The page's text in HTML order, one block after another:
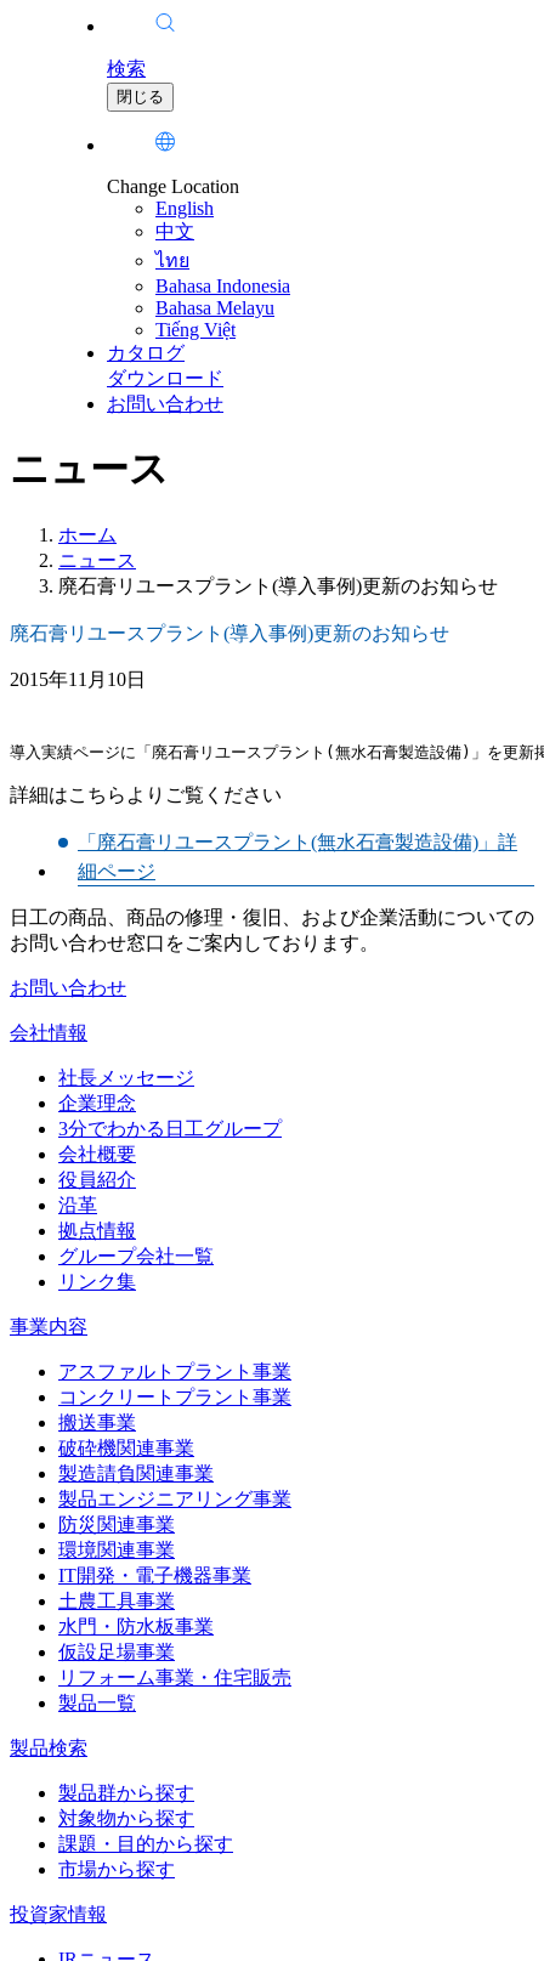
検索
閉じる
Change Location
English
中文
ไทย
Bahasa Indonesia
Bahasa Melayu
Tiếng Việt
カタログ
ダウンロード
お問い合わせ
ニュース
ホーム
ニュース
廃石膏リユースプラント(導入事例)更新のお知らせ
廃石膏リユースプラント(導入事例)更新のお知らせ
2015年11月10日
導入実績ページに「廃石膏リユースプラント(無水石膏製造設備)」を更新
詳細はこちらよりご覧ください
「廃石膏リユースプラント(無水石膏製造設備)」詳
細ページ
日工の商品、商品の修理・復旧、および企業活動についての
お問い合わせ窓口をご案内しております。
お問い合わせ
会社情報
社長メッセージ
企業理念
3分でわかる日工グループ
会社概要
役員紹介
沿革
拠点情報
グループ会社一覧
リンク集
事業内容
アスファルトプラント事業
コンクリートプラント事業
搬送事業
破砕機関連事業
製造請負関連事業
製品エンジニアリング事業
防災関連事業
環境関連事業
IT開発・電子機器事業
土農工具事業
水門・防水板事業
仮設足場事業
リフォーム事業・住宅販売
製品一覧
製品検索
製品群から探す
対象物から探す
課題・目的から探す
市場から探す
投資家情報